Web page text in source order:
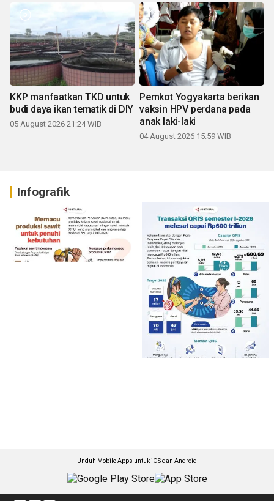
KKP manfaatkan TKD untuk
budi daya ikan tematik di DIY
05 August 2026 21:24 WIB
Pemkot Yogyakarta berikan
vaksin HPV perdana pada
anak laki-laki
04 August 2026 15:59 WIB
Infografik
Unduh Mobile Apps untuk iOS dan Android